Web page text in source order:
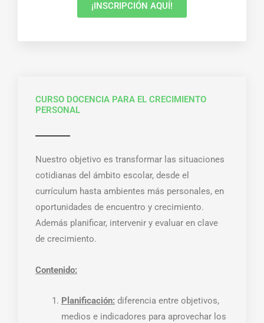
¡INSCRIPCIÓN AQUÍ!
CURSO DOCENCIA PARA EL CRECIMIENTO
PERSONAL
Nuestro objetivo es transformar las situaciones
cotidianas del ámbito escolar, desde el
currículum hasta ambientes más personales, en
oportunidades de encuentro y crecimiento.
Además planificar, intervenir y evaluar en clave
de crecimiento.
Contenido:
Planificación: diferencia entre objetivos,
medios e indicadores para aprovechar los